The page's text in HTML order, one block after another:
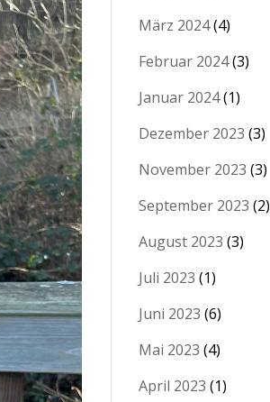
März 2024(4)
Februar 2024(3)
Januar 2024(1)
Dezember 2023 (3)
November 2023 (3)
September 2023 (2)
August 2023 (3)
Juli 2023 (1)
Juni 2023 (6)
Mai 2023 (4)
April 2023 (1)